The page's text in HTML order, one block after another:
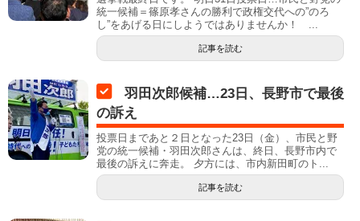
統一候補＝篠原孝さんの勝利で政権交代への”のろ
し”をあげる日にしようではありませんか！ ...
記事を読む
羽田次郎候補…23日、長野市で最後
の訴え
投票日まであと２日となった23日（金）、市民と野
党の統一候補・羽田次郎さんは、終日、長野市内で
最後の訴えに奔走。 夕方には、市内新田町のト...
記事を読む